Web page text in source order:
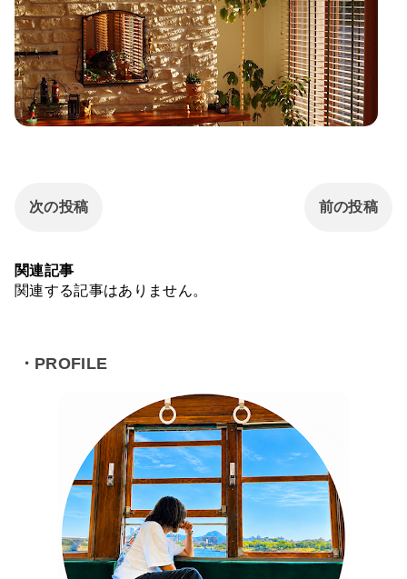
次の投稿 前の投稿
関連記事
関連する記事はありません。
・PROFILE